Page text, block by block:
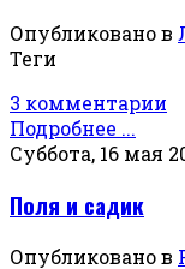
Опубликовано в
Теги
3 комментарии
Подробнее ...
Суббота, 16 мая
Поля и садик
Опубликовано в